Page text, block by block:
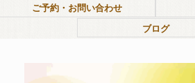
ご予約・お問い合わせ
ブログ